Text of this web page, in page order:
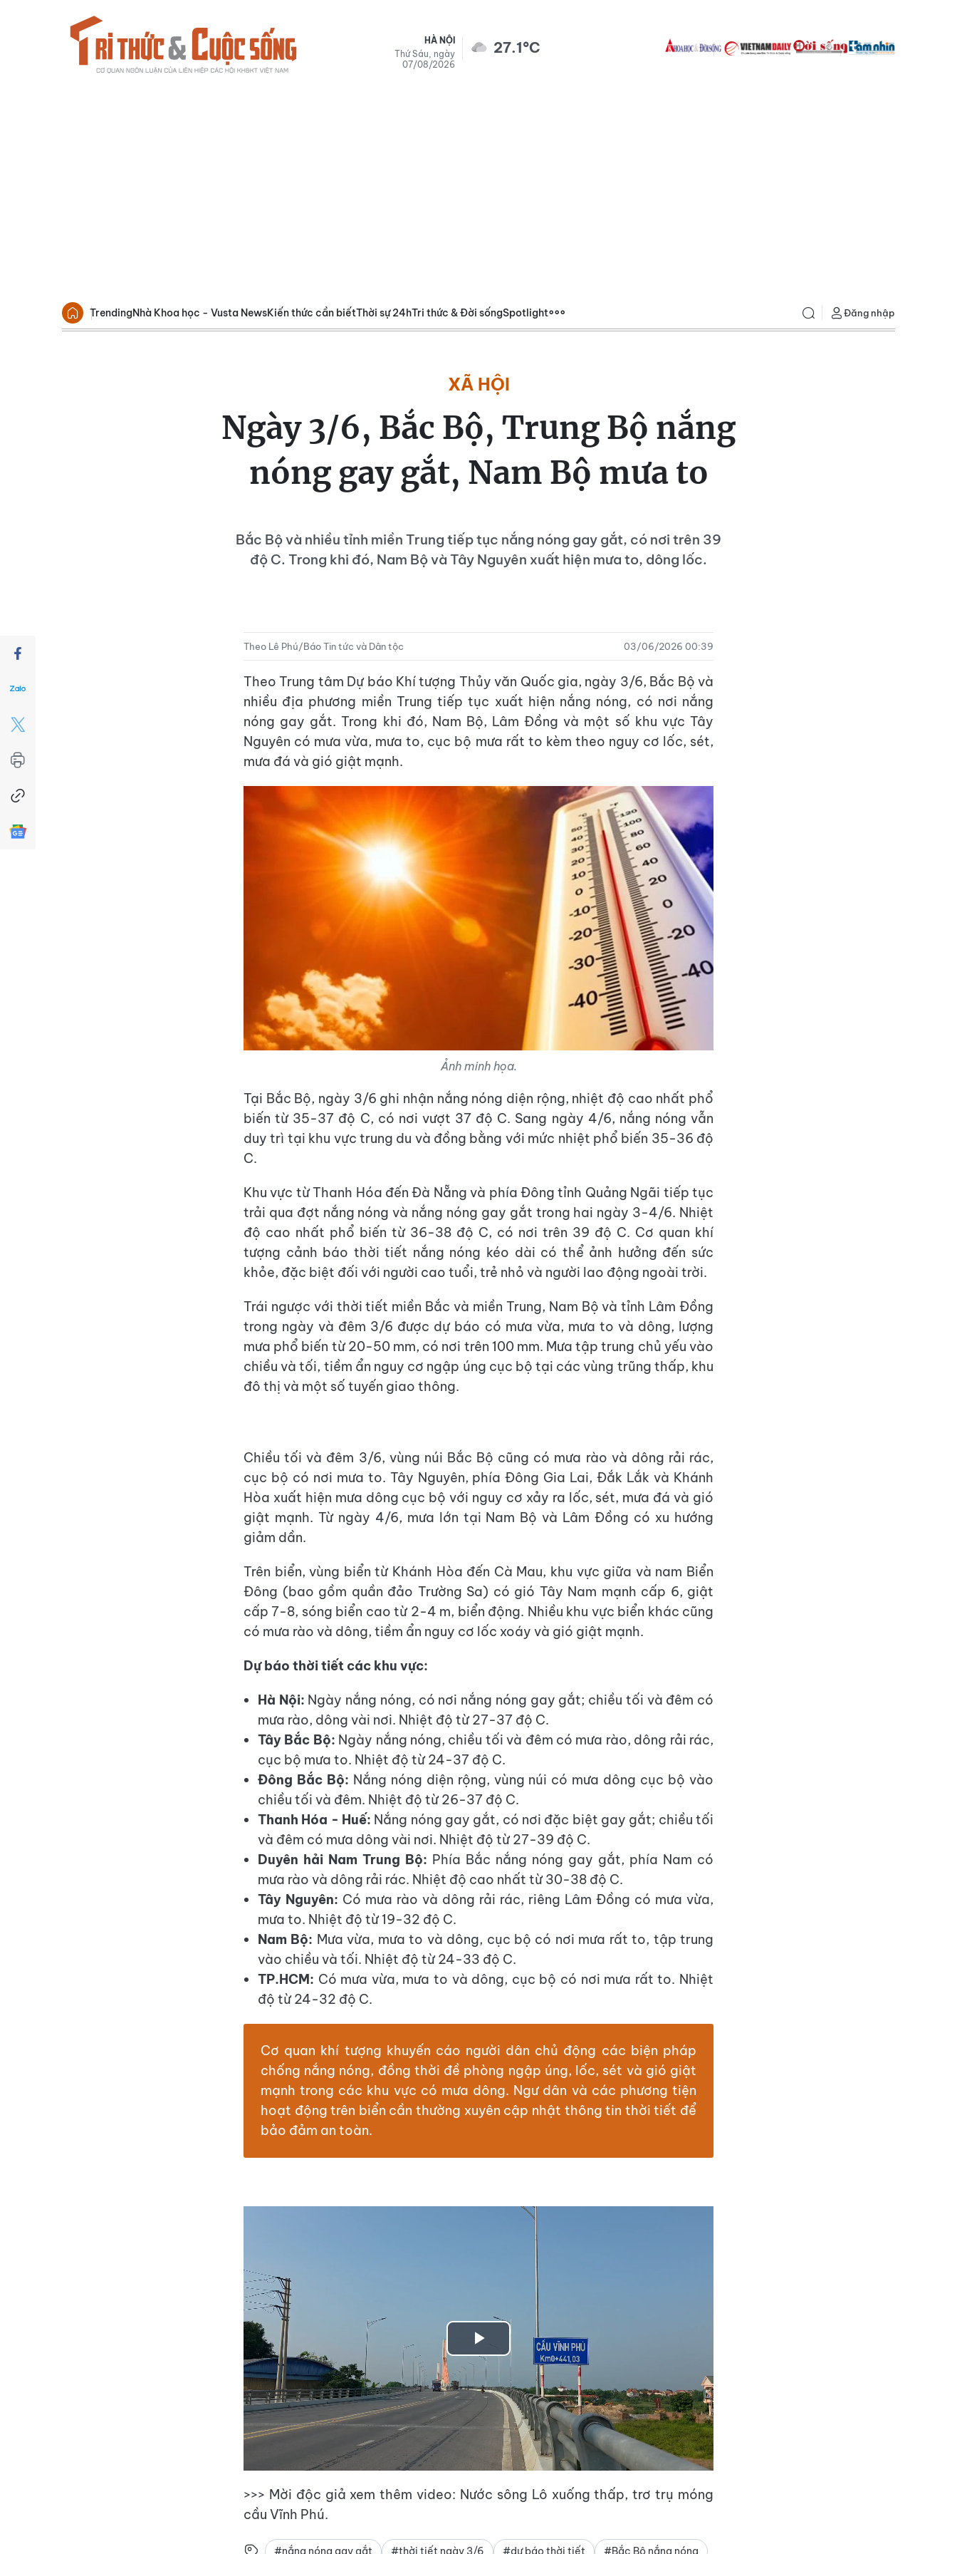
HÀ NỘI
Thứ Sáu, ngày
07/08/2026
27.1°C
TrendingNhà Khoa học - Vusta NewsKiến thức cần biếtThời sự 24hTri thức & Đời sốngSpotlight Đăng nhập
XÃ HỘI
Ngày 3/6, Bắc Bộ, Trung Bộ nắng
nóng gay gắt, Nam Bộ mưa to
Bắc Bộ và nhiều tỉnh miền Trung tiếp tục nắng nóng gay gắt, có nơi trên 39
độ C. Trong khi đó, Nam Bộ và Tây Nguyên xuất hiện mưa to, dông lốc.
Theo Lê Phú/Báo Tin tức và Dân tộc 03/06/2026 00:39
Theo Trung tâm Dự báo Khí tượng Thủy văn Quốc gia, ngày 3/6, Bắc Bộ và
nhiều địa phương miền Trung tiếp tục xuất hiện nắng nóng, có nơi nắng
nóng gay gắt. Trong khi đó, Nam Bộ, Lâm Đồng và một số khu vực Tây
Nguyên có mưa vừa, mưa to, cục bộ mưa rất to kèm theo nguy cơ lốc, sét,
mưa đá và gió giật mạnh.
Ảnh minh họa.
Tại Bắc Bộ, ngày 3/6 ghi nhận nắng nóng diện rộng, nhiệt độ cao nhất phổ
biến từ 35-37 độ C, có nơi vượt 37 độ C. Sang ngày 4/6, nắng nóng vẫn
duy trì tại khu vực trung du và đồng bằng với mức nhiệt phổ biến 35-36 độ
C.
Khu vực từ Thanh Hóa đến Đà Nẵng và phía Đông tỉnh Quảng Ngãi tiếp tục
trải qua đợt nắng nóng và nắng nóng gay gắt trong hai ngày 3-4/6. Nhiệt
độ cao nhất phổ biến từ 36-38 độ C, có nơi trên 39 độ C. Cơ quan khí
tượng cảnh báo thời tiết nắng nóng kéo dài có thể ảnh hưởng đến sức
khỏe, đặc biệt đối với người cao tuổi, trẻ nhỏ và người lao động ngoài trời.
Trái ngược với thời tiết miền Bắc và miền Trung, Nam Bộ và tỉnh Lâm Đồng
trong ngày và đêm 3/6 được dự báo có mưa vừa, mưa to và dông, lượng
mưa phổ biến từ 20-50 mm, có nơi trên 100 mm. Mưa tập trung chủ yếu vào
chiều và tối, tiềm ẩn nguy cơ ngập úng cục bộ tại các vùng trũng thấp, khu
đô thị và một số tuyến giao thông.
Chiều tối và đêm 3/6, vùng núi Bắc Bộ cũng có mưa rào và dông rải rác,
cục bộ có nơi mưa to. Tây Nguyên, phía Đông Gia Lai, Đắk Lắk và Khánh
Hòa xuất hiện mưa dông cục bộ với nguy cơ xảy ra lốc, sét, mưa đá và gió
giật mạnh. Từ ngày 4/6, mưa lớn tại Nam Bộ và Lâm Đồng có xu hướng
giảm dần.
Trên biển, vùng biển từ Khánh Hòa đến Cà Mau, khu vực giữa và nam Biển
Đông (bao gồm quần đảo Trường Sa) có gió Tây Nam mạnh cấp 6, giật
cấp 7-8, sóng biển cao từ 2-4 m, biển động. Nhiều khu vực biển khác cũng
có mưa rào và dông, tiềm ẩn nguy cơ lốc xoáy và gió giật mạnh.
Dự báo thời tiết các khu vực:
Hà Nội: Ngày nắng nóng, có nơi nắng nóng gay gắt; chiều tối và đêm có
mưa rào, dông vài nơi. Nhiệt độ từ 27-37 độ C.
Tây Bắc Bộ: Ngày nắng nóng, chiều tối và đêm có mưa rào, dông rải rác,
cục bộ mưa to. Nhiệt độ từ 24-37 độ C.
Đông Bắc Bộ: Nắng nóng diện rộng, vùng núi có mưa dông cục bộ vào
chiều tối và đêm. Nhiệt độ từ 26-37 độ C.
Thanh Hóa - Huế: Nắng nóng gay gắt, có nơi đặc biệt gay gắt; chiều tối
và đêm có mưa dông vài nơi. Nhiệt độ từ 27-39 độ C.
Duyên hải Nam Trung Bộ: Phía Bắc nắng nóng gay gắt, phía Nam có
mưa rào và dông rải rác. Nhiệt độ cao nhất từ 30-38 độ C.
Tây Nguyên: Có mưa rào và dông rải rác, riêng Lâm Đồng có mưa vừa,
mưa to. Nhiệt độ từ 19-32 độ C.
Nam Bộ: Mưa vừa, mưa to và dông, cục bộ có nơi mưa rất to, tập trung
vào chiều và tối. Nhiệt độ từ 24-33 độ C.
TP.HCM: Có mưa vừa, mưa to và dông, cục bộ có nơi mưa rất to. Nhiệt
độ từ 24-32 độ C.
Cơ quan khí tượng khuyến cáo người dân chủ động các biện pháp
chống nắng nóng, đồng thời đề phòng ngập úng, lốc, sét và gió giật
mạnh trong các khu vực có mưa dông. Ngư dân và các phương tiện
hoạt động trên biển cần thường xuyên cập nhật thông tin thời tiết để
bảo đảm an toàn.
Play
Video
>>> Mời độc giả xem thêm video: Nước sông Lô xuống thấp, trơ trụ móng
cầu Vĩnh Phú.
#nắng nóng gay gắt #thời tiết ngày 3/6 #dự báo thời tiết #Bắc Bộ nắng nóng